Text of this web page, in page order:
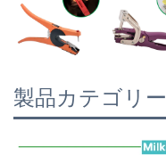
製品カテゴリー